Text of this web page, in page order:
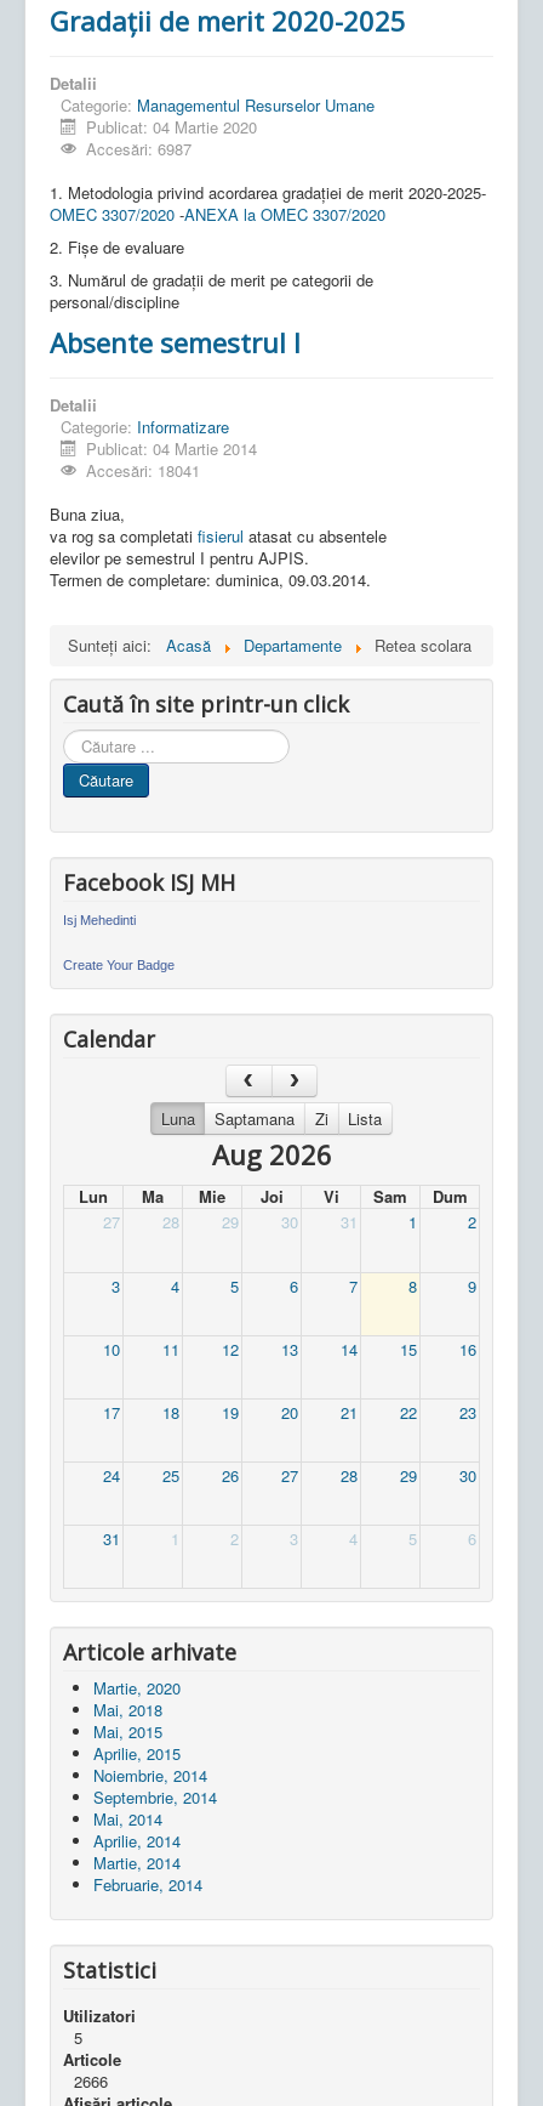
Gradații de merit 2020-2025
Detalii
Categorie: Managementul Resurselor Umane
Publicat: 04 Martie 2020
Accesări: 6987
1. Metodologia privind acordarea gradației de merit 2020-2025-
OMEC 3307/2020 -ANEXA la OMEC 3307/2020
2. Fișe de evaluare
3. Numărul de gradații de merit pe categorii de
personal/discipline
Absente semestrul I
Detalii
Categorie: Informatizare
Publicat: 04 Martie 2014
Accesări: 18041
Buna ziua,
va rog sa completati fisierul atasat cu absentele
elevilor pe semestrul I pentru AJPIS.
Termen de completare: duminica, 09.03.2014.
Sunteți aici: Acasă Departamente Retea scolara
Caută în site printr-un click
Cauta
in
site
Căutare
Facebook ISJ MH
Isj Mehedinti
Create Your Badge
Calendar
Luna Saptamana Zi Lista
Aug 2026
Lun Ma Mie Joi Vi Sam
Dum
27
28 29 30 31 1 2
3 4 5 6 7 8 9
10 11 12 13 14 15 16
17 18 19 20 21 22 23
24 25 26 27 28 29 30
31 1 2 3 4 5 6
Articole arhivate
Martie, 2020
Mai, 2018
Mai, 2015
Aprilie, 2015
Noiembrie, 2014
Septembrie, 2014
Mai, 2014
Aprilie, 2014
Martie, 2014
Februarie, 2014
Statistici
Utilizatori
5
Articole
2666